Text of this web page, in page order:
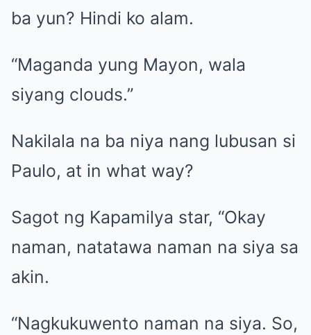
ba yun? Hindi ko alam.
“Maganda yung Mayon, wala
siyang clouds.”
Nakilala na ba niya nang lubusan si
Paulo, at in what way?
Sagot ng Kapamilya star, “Okay
naman, natatawa naman na siya sa
akin.
“Nagkukuwento naman na siya. So,